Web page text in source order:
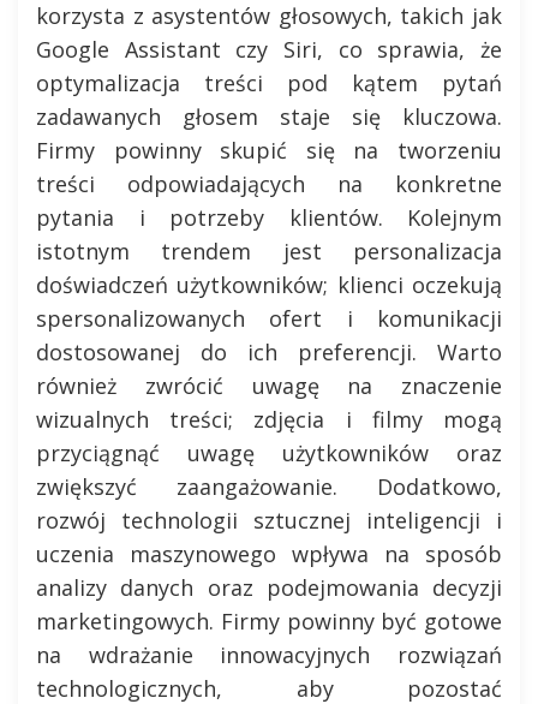
korzysta z asystentów głosowych, takich jak
Google Assistant czy Siri, co sprawia, że
optymalizacja treści pod kątem pytań
zadawanych głosem staje się kluczowa.
Firmy powinny skupić się na tworzeniu
treści odpowiadających na konkretne
pytania i potrzeby klientów. Kolejnym
istotnym trendem jest personalizacja
doświadczeń użytkowników; klienci oczekują
spersonalizowanych ofert i komunikacji
dostosowanej do ich preferencji. Warto
również zwrócić uwagę na znaczenie
wizualnych treści; zdjęcia i filmy mogą
przyciągnąć uwagę użytkowników oraz
zwiększyć zaangażowanie. Dodatkowo,
rozwój technologii sztucznej inteligencji i
uczenia maszynowego wpływa na sposób
analizy danych oraz podejmowania decyzji
marketingowych. Firmy powinny być gotowe
na wdrażanie innowacyjnych rozwiązań
technologicznych, aby pozostać